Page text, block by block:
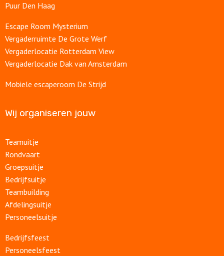
Puur Den Haag
Escape Room Mysterium
Vergaderruimte De Grote Werf
Vergaderlocatie Rotterdam View
Vergaderlocatie Dak van Amsterdam
Mobiele escaperoom De Strijd
Wij organiseren jouw
Teamuitje
Rondvaart
Groepsuitje
Bedrijfsuitje
Teambuilding
Afdelingsuitje
Personeelsuitje
Bedrijfsfeest
Personeelsfeest